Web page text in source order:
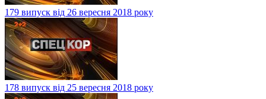
179 випуск від 26 вересня 2018 року
178 випуск від 25 вересня 2018 року